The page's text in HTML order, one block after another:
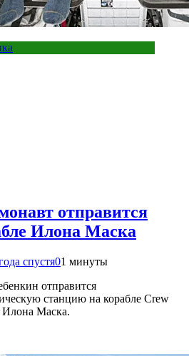
отправится
Илона Маска
спустя01 минуты
отправится
станцию на корабле Crew
Илона Маска.